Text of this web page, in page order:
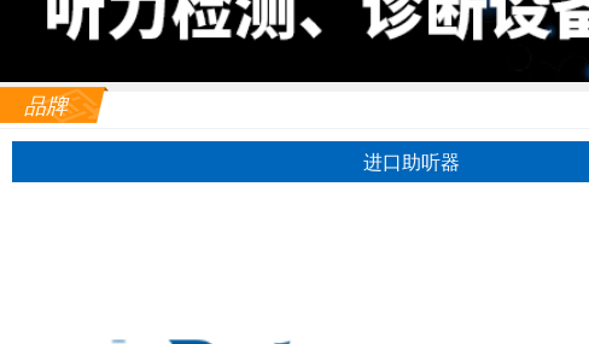
品牌
进口助听器